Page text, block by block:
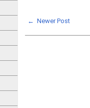
← Newer Post